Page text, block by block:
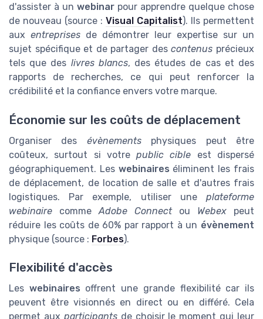
d'assister à un webinar pour apprendre quelque chose
de nouveau (source : Visual Capitalist). Ils permettent
aux entreprises de démontrer leur expertise sur un
sujet spécifique et de partager descontenus précieux
tels que des livres blancs, des études de cas et des
rapports de recherches, ce qui peut renforcer la
crédibilité et la confiance envers votre marque.
Économie sur les coûts de déplacement
Organiser des évènementsphysiques peut être
coûteux, surtout si votrepublic cible est dispersé
géographiquement. Les webinaires éliminent les frais
de déplacement, de location de salle et d'autres frais
logistiques. Par exemple, utiliser une plateforme
webinaire comme Adobe Connectou Webex peut
réduire les coûts de 60% par rapport à un évènement
physique (source : Forbes).
Flexibilité d'accès
Les webinaires offrent une grande flexibilité car ils
peuvent être visionnés en direct ou en différé. Cela
permet aux participantsde choisir le moment qui leur